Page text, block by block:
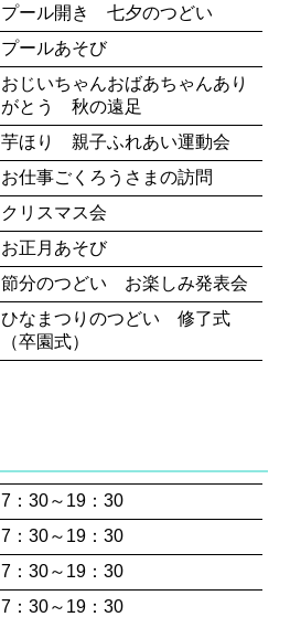
プール開き 七夕のつどい
プールあそび
おじいちゃんおばあちゃんあり
がとう 秋の遠足
芋ほり 親子ふれあい運動会
お仕事ごくろうさまの訪問
クリスマス会
お正月あそび
節分のつどい お楽しみ発表会
ひなまつりのつどい 修了式
（卒園式）
7：30～19：30
7：30～19：30
7：30～19：30
7：30～19：30